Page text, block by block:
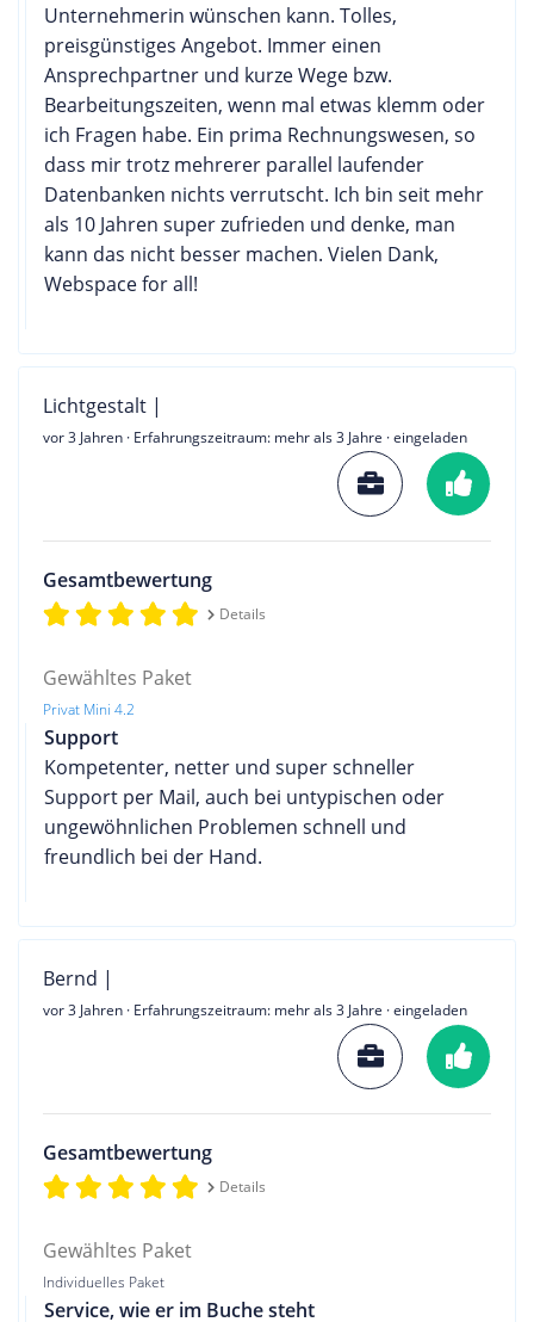
Unternehmerin wünschen kann. Tolles,
preisgünstiges Angebot. Immer einen
Ansprechpartner und kurze Wege bzw.
Bearbeitungszeiten, wenn mal etwas klemm oder
ich Fragen habe. Ein prima Rechnungswesen, so
dass mir trotz mehrerer parallel laufender
Datenbanken nichts verrutscht. Ich bin seit mehr
als 10 Jahren super zufrieden und denke, man
kann das nicht besser machen. Vielen Dank,
Webspace for all!
Lichtgestalt |
vor 3 Jahren · Erfahrungszeitraum: mehr als 3 Jahre · eingeladen
Gesamtbewertung
Details
Gewähltes Paket
Privat Mini 4.2
Support
Kompetenter, netter und super schneller
Support per Mail, auch bei untypischen oder
ungewöhnlichen Problemen schnell und
freundlich bei der Hand.
Bernd |
vor 3 Jahren · Erfahrungszeitraum: mehr als 3 Jahre · eingeladen
Gesamtbewertung
Details
Gewähltes Paket
Individuelles Paket
Service, wie er im Buche steht